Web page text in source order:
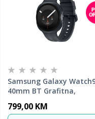
Samsung Galaxy
40mm BT Grafitna,
799,00 KM